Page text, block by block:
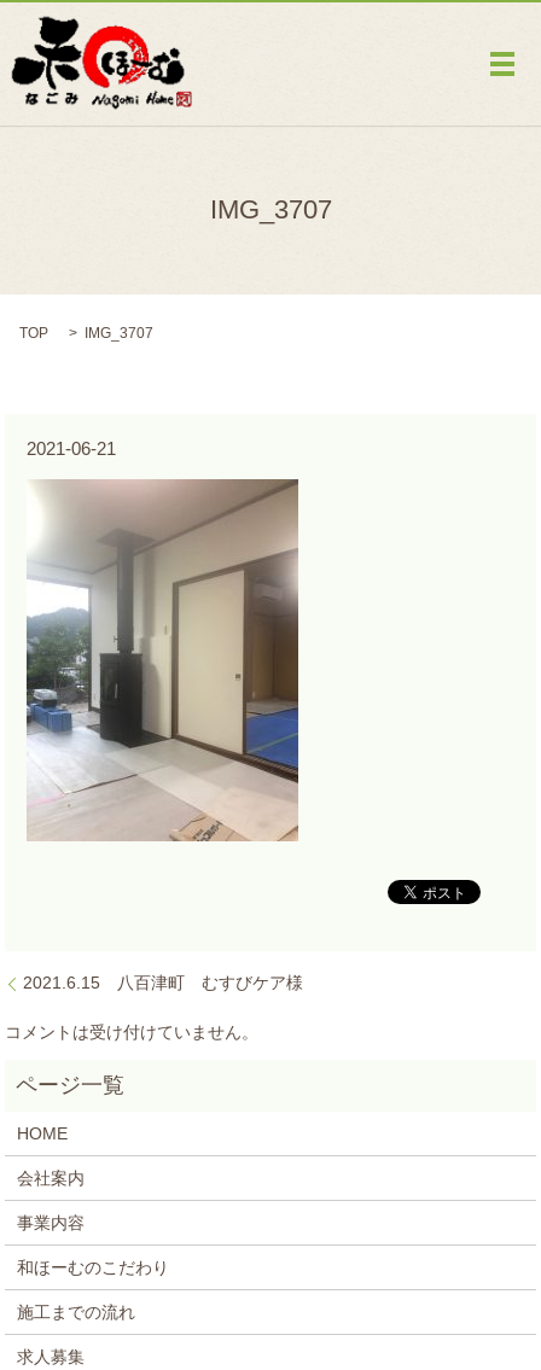
メ
IMG_3707
TOP IMG_3707
2021-06-21
2021.6.15 八百津町 むすびケア様
コメントは受け付けていません。
HOME
会社案内
事業内容
和ほーむのこだわり
施工までの流れ
求人募集